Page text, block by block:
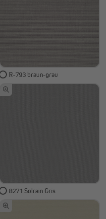
R-793 braun-grau
8271 Solrain Gris